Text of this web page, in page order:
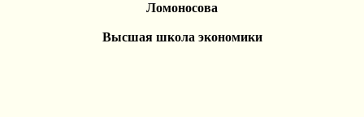
Ломоносова
Высшая школа экономики